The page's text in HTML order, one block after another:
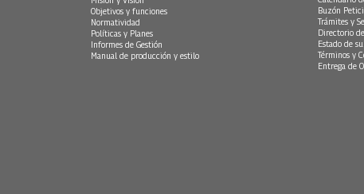
Objetivos y funciones
Normatividad
Políticas y Planes
Informes de Gestión
Manual de producción y estilo
Buzón
Trámites y
Directorio
Estado de
Términos y
Entrega de